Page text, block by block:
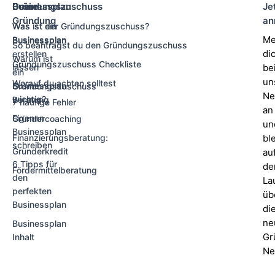
Deine
Gründung
Businessplan
erstellen
lassen
Gründungszuschuss
Beratung
Gründercoaching
Finanzierungsberatung:
Gründerkredit
Fördermittelberatung
Businessplan
Was ist ein
Businessplan
Warum ist
ein
Businessplan
wichtig?
Eigenen
Businessplan
schreiben
6 Tipps für
den
perfekten
Businessplan
Businessplan
Inhalt
Gründungszuschuss
Was ist der Gründungszuschuss?
So beantragst du den Gründungszuschuss
Gründungszuschuss Checkliste
Worauf du achten solltest
7 häufige Fehler
an